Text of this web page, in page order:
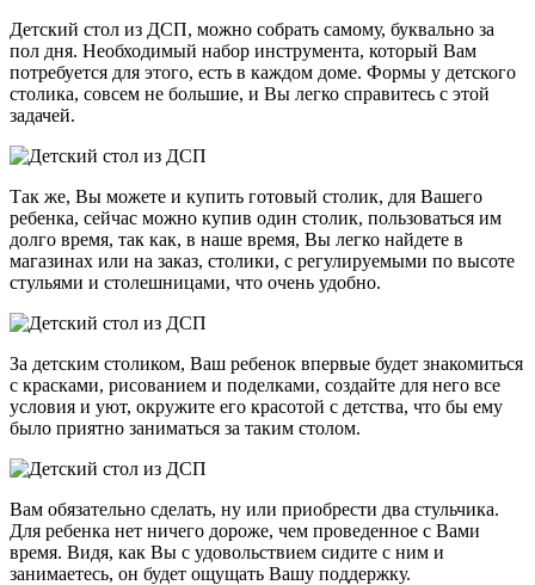
Детский стол из ДСП, можно собрать самому, буквально за
пол дня. Необходимый набор инструмента, который Вам
потребуется для этого, есть в каждом доме. Формы у детского
столика, совсем не большие, и Вы легко справитесь с этой
задачей.
Так же, Вы можете и купить готовый столик, для Вашего
ребенка, сейчас можно купив один столик, пользоваться им
долго время, так как, в наше время, Вы легко найдете в
магазинах или на заказ, столики, с регулируемыми по высоте
стульями и столешницами, что очень удобно.
За детским столиком, Ваш ребенок впервые будет знакомиться
с красками, рисованием и поделками, создайте для него все
условия и уют, окружите его красотой с детства, что бы ему
было приятно заниматься за таким столом.
Вам обязательно сделать, ну или приобрести два стульчика.
Для ребенка нет ничего дороже, чем проведенное с Вами
время. Видя, как Вы с удовольствием сидите с ним и
занимаетесь, он будет ощущать Вашу поддержку.